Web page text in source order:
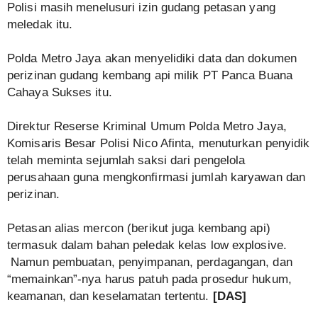
Polisi masih menelusuri izin gudang petasan yang
meledak itu.
Polda Metro Jaya akan menyelidiki data dan dokumen
perizinan gudang kembang api milik PT Panca Buana
Cahaya Sukses itu.
Direktur Reserse Kriminal Umum Polda Metro Jaya,
Komisaris Besar Polisi Nico Afinta, menuturkan penyidik
telah meminta sejumlah saksi dari pengelola
perusahaan guna mengkonfirmasi jumlah karyawan dan
perizinan.
Petasan alias mercon (berikut juga kembang api)
termasuk dalam bahan peledak kelas low explosive.
Namun pembuatan, penyimpanan, perdagangan, dan
“memainkan”-nya harus patuh pada prosedur hukum,
keamanan, dan keselamatan tertentu. [DAS]